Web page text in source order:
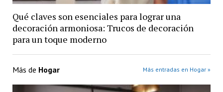
Qué claves son esenciales para lograr una
decoración armoniosa: Trucos de decoración
para un toque moderno
Más de Hogar Más entradas en Hogar »